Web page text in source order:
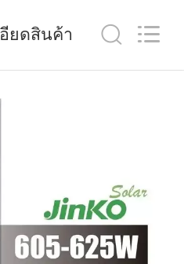
ยดสินค้า